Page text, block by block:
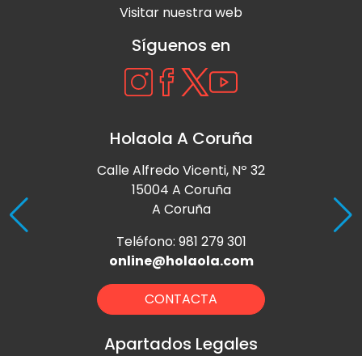
Visitar nuestra web
Síguenos en
Holaola A Coruña
Calle Alfredo Vicenti, Nº 32
15004 A Coruña
A Coruña
Teléfono: 981 279 301
online@holaola.com
CONTACTA
Apartados Legales